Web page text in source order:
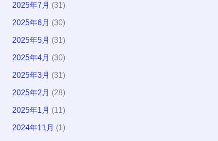
2025年7月 (31)
2025年6月 (30)
2025年5月 (31)
2025年4月 (30)
2025年3月 (31)
2025年2月 (28)
2025年1月 (11)
2024年11月 (1)